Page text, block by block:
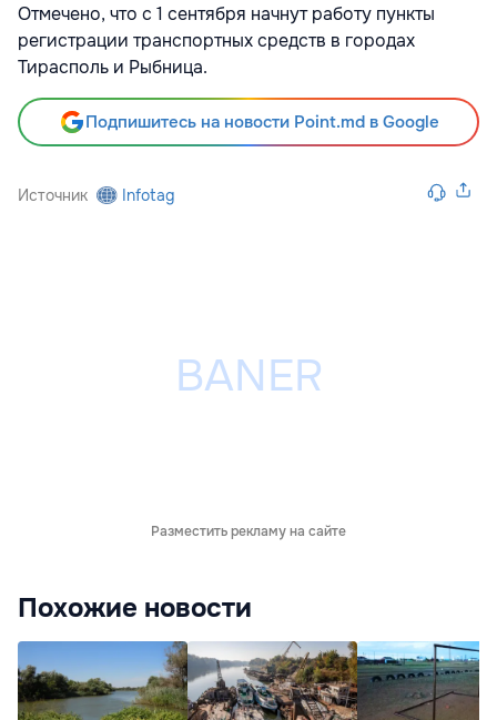
Отмечено, что с 1 сентября начнут работу пункты
регистрации транспортных средств в городах
Тирасполь и Рыбница.
Подпишитесь на новости Point.md в Google
Источник Infotag
Разместить рекламу на сайте
Похожие новости